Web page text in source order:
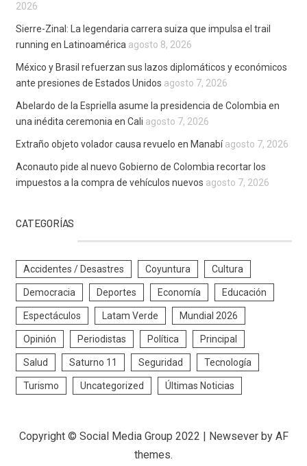
2026
Sierre-Zinal: La legendaria carrera suiza que impulsa el trail
running en Latinoamérica agosto 8, 2026
México y Brasil refuerzan sus lazos diplomáticos y económicos
ante presiones de Estados Unidos agosto 7, 2026
Abelardo de la Espriella asume la presidencia de Colombia en
una inédita ceremonia en Cali agosto 7, 2026
Extraño objeto volador causa revuelo en Manabí agosto 7, 2026
Aconauto pide al nuevo Gobierno de Colombia recortar los
impuestos a la compra de vehículos nuevos agosto 7, 2026
CATEGORÍAS
Accidentes / Desastres Coyuntura Cultura
Democracia Deportes Economía Educación
Espectáculos Latam Verde Mundial 2026
Opinión Periodistas Política Principal
Salud Saturno 11 Seguridad Tecnología
Turismo Uncategorized Últimas Noticias
Copyright © Social Media Group 2022 Newseverby AF
themes.